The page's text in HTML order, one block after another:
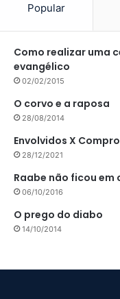
Popular
Como realizar uma
evangélico
02/02/2015
O corvo e a raposa
28/08/2014
Envolvidos X
28/12/2021
Raabe não ficou em
06/10/2016
O prego do diabo
14/10/2014